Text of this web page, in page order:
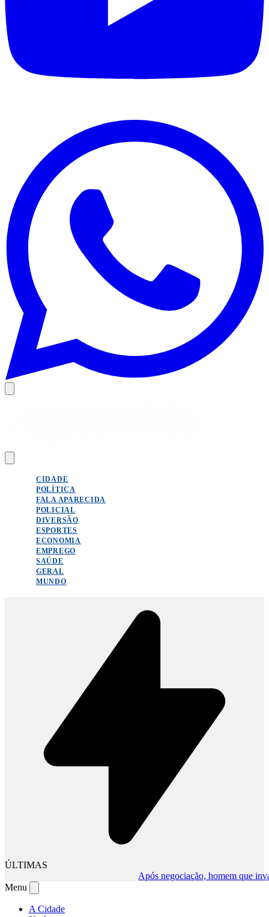
CIDADE
POLÍTICA
FALA APARECIDA
POLICIAL
DIVERSÃO
ESPORTES
ECONOMIA
EMPREGO
SAÚDE
GERAL
MUNDO
ÚLTIMAS
Após negociação, homem que
Menu
A Cidade